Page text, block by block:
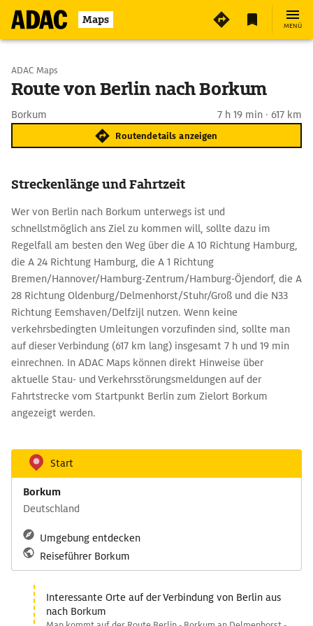
Maps MENÜ
Start wählen
ADAC Maps
Route von Berlin nach Borkum
Borkum 7 h 19 min · 617 km
Routendetails anzeigen
Streckenlänge und Fahrtzeit
Wer von Berlin nach Borkum unterwegs ist und
schnellstmöglich ans Ziel zu kommen will, sollte dazu im
Regelfall am besten den Weg über die A 10 Richtung Hamburg,
die A 24 Richtung Hamburg, die A 1 Richtung
Bremen/Hannover/Hamburg-Zentrum/Hamburg-Öjendorf, die A
28 Richtung Oldenburg/Delmenhorst/Stuhr/Groß und die N33
Richtung Eemshaven/Delfzijl nutzen. Wenn keine
verkehrsbedingten Umleitungen vorzufinden sind, sollte man
auf dieser Verbindung (617 km lang) insgesamt 7 h und 19 min
einrechnen. In ADAC Maps können direkt Hinweise über
aktuelle Stau- und Verkehrsstörungsmeldungen auf der
Fahrtstrecke vom Startpunkt Berlin zum Zielort Borkum
angezeigt werden.
Start
Borkum
Deutschland
Umgebung entdecken
Reiseführer Borkum
Interessante Orte auf der Verbindung von Berlin aus
nach Borkum